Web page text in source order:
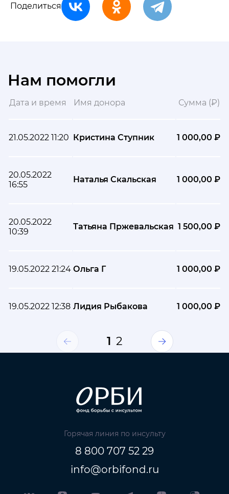
Поделиться
Нам помогли
Дата и время Имя донора Сумма (₽)
21.05.2022 11:20 Кристина Ступник 1 000,00 ₽
20.05.2022
16:55
Наталья Скальская 1 000,00 ₽
20.05.2022
10:39
Татьяна Пржевальская 1 500,00 ₽
19.05.2022 21:24 Ольга Г 1 000,00 ₽
19.05.2022 12:38 Лидия Рыбакова 1 000,00 ₽
1 2
Горячая линия по инсульту
8 800 707 52 29
info@orbifond.ru